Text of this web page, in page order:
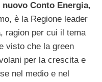
nuovo Conto Energia,
è la Regione leader
, ragion per cui il tema
visto che la green
per la crescita e
nel medio e nel